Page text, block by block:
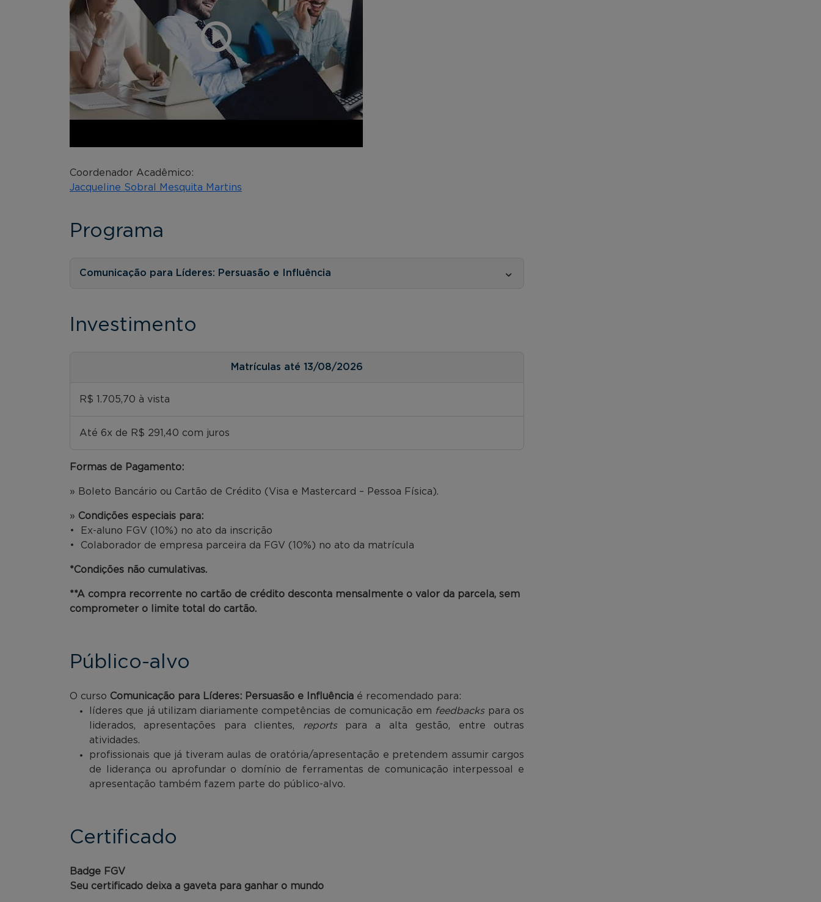
Coordenador Acadêmico:
Jacqueline Sobral Mesquita Martins
Programa
Comunicação para Líderes: Persuasão e Influência
Investimento
Matrículas até 13/08/2026
R$ 1.705,70 à vista
Até 6x de R$ 291,40 com juros
Formas de Pagamento:
» Boleto Bancário ou Cartão de Crédito (Visa e Mastercard – Pessoa Física).
» Condições especiais para:
• Ex-aluno FGV (10%) no ato da inscrição
• Colaborador de empresa parceira da FGV (10%) no ato da matrícula
*Condições não cumulativas.
**A compra recorrente no cartão de crédito desconta mensalmente o valor da parcela, sem
comprometer o limite total do cartão.
Público-alvo
O curso Comunicação para Líderes: Persuasão e Influência é recomendado para:
líderes que já utilizam diariamente competências de comunicação em feedbackspara os
liderados, apresentações para clientes, reportspara a alta gestão, entre outras
atividades.
profissionais que já tiveram aulas de oratória/apresentação e pretendem assumir cargos
de liderança ou aprofundar o domínio de ferramentas de comunicação interpessoal e
apresentação também fazem parte do público-alvo.
Certificado
Badge FGV
Seu certificado deixa a gaveta para ganhar o mundo